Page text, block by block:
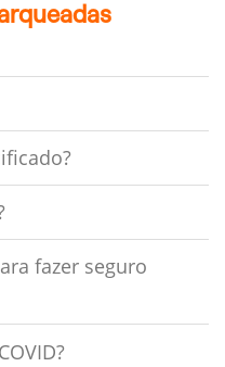
fazer seguro